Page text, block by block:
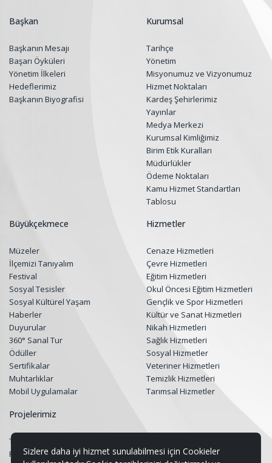
Başkan
Başkanın Mesajı
Başarı Öyküleri
Yönetim İlkeleri
Hedeflerimiz
Başkanın Biyografisi
Kurumsal
Tarihçe
Yönetim
Misyonumuz ve Vizyonumuz
Hizmet Noktaları
Kardeş Şehirlerimiz
Yayınlar
Medya Merkezi
Kurumsal Kimliğimiz
Birim Etik Kuralları
Müdürlükler
Ödeme Noktaları
Kamu Hizmet Standartları
Tablosu
Büyükçekmece
Müzeler
İlçemizi Tanıyalım
Festival
Sosyal Tesisler
Sosyal Kültürel Yaşam
Haberler
Duyurular
360° Sanal Tur
Ödüller
Sertifikalar
Muhtarlıklar
Mobil Uygulamalar
Hizmetler
Cenaze Hizmetleri
Çevre Hizmetleri
Eğitim Hizmetleri
Okul Öncesi Eğitim Hizmetleri
Gençlik ve Spor Hizmetleri
Kültür ve Sanat Hizmetleri
Nikah Hizmetleri
Sağlık Hizmetleri
Sosyal Hizmetler
Veteriner Hizmetleri
Temizlik Hizmetleri
Tarımsal Hizmetler
Projelerimiz
Tüm Projeler
Restorasyon Projeleri
Sizlere daha iyi hizmet sunulabilmesi için Cookieler